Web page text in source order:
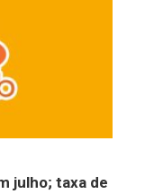
julho; taxa de